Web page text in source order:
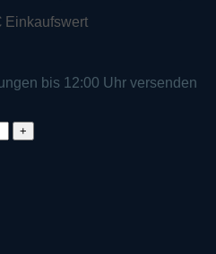
Einkaufswert
bis 12:00 Uhr versenden